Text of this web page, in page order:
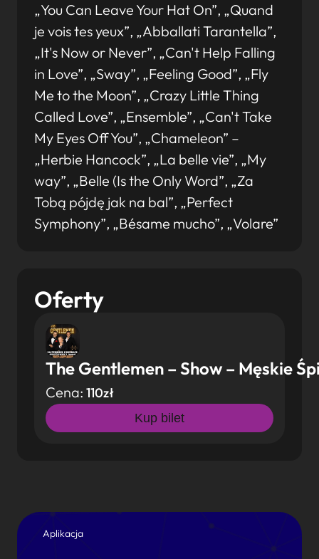
„You Can Leave Your Hat On”, „Quand
je vois tes yeux”, „Abballati Tarantella”,
„It's Now or Never”, „Can't Help Falling
in Love”, „Sway”, „Feeling Good”, „Fly
Me to the Moon”, „Crazy Little Thing
Called Love”, „Ensemble”, „Can't Take
My Eyes Off You”, „Chameleon” –
„Herbie Hancock”, „La belle vie”, „My
way”, „Belle (Is the Only Word”, „Za
Tobą pójdę jak na bal”, „Perfect
Symphony”, „Bésame mucho”, „Volare”
Oferty
The Gentlemen – Show – Męskie
Cena: 110zł
Kup bilet
Aplikacja